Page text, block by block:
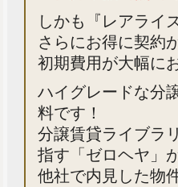
しかも『レアライ
さらにお得に契約
初期費用が大幅に
ハイグレードな分
料です！
分譲賃貸ライブラ
指す「ゼロヘヤ」
他社で内見した物